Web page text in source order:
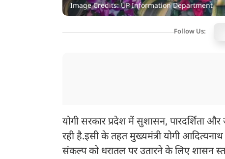
Image Credits: UP Information Department
Follow Us:
योगी सरकार प्रदेश में सुशासन, पारदर्शिता
रही है.इसी के तहत मुख्यमंत्री योगी
संकल्प को धरातल पर उतारने के लिए शासन